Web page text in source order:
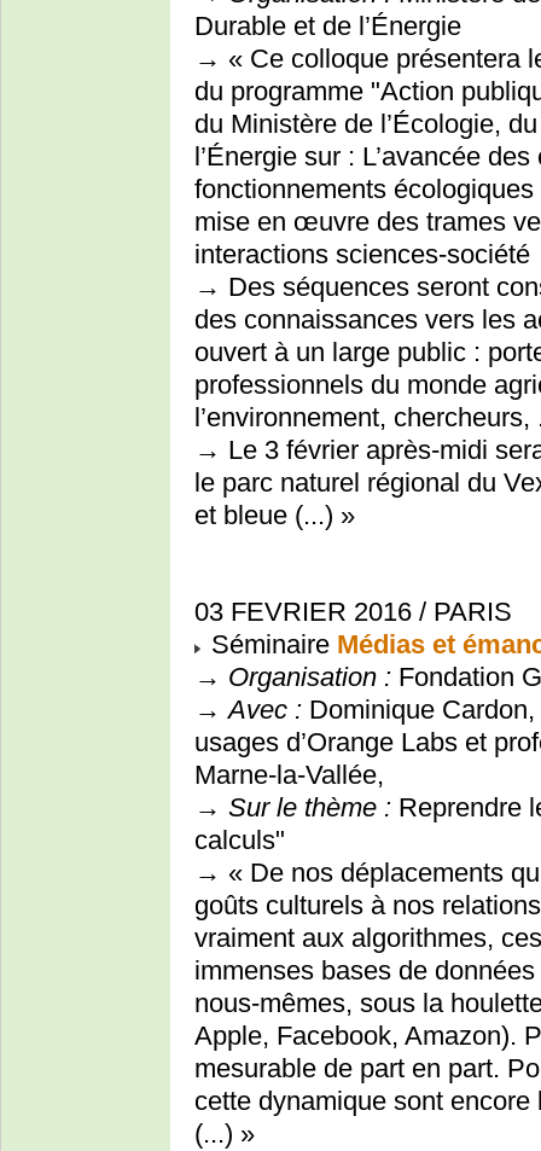
Durable et de l’Énergie
→ « Ce colloque présentera
du programme "Action
du Ministère de l’Écologie,
l’Énergie sur : L’avancée
fonctionnements
mise en œuvre des trames
interactions sciences-société
→ Des séquences seront
des connaissances vers les
ouvert à un large public :
professionnels du monde
l’environnement, chercheurs,
→ Le 3 février après-midi
le parc naturel régional du
et bleue (...) »
03 FEVRIER 2016 / PARIS
Séminaire Médias et
→ Organisation : Fondation
→Avec : Dominique
usages d’Orange Labs et
Marne-la-Vallée,
→ Sur le thème : Reprendre
calculs"
→ « De nos déplacements
goûts culturels à nos
vraiment aux algorithmes,
immenses bases de
nous-mêmes, sous la
Apple, Facebook, Amazon).
mesurable de part en part.
cette dynamique sont
(...) »